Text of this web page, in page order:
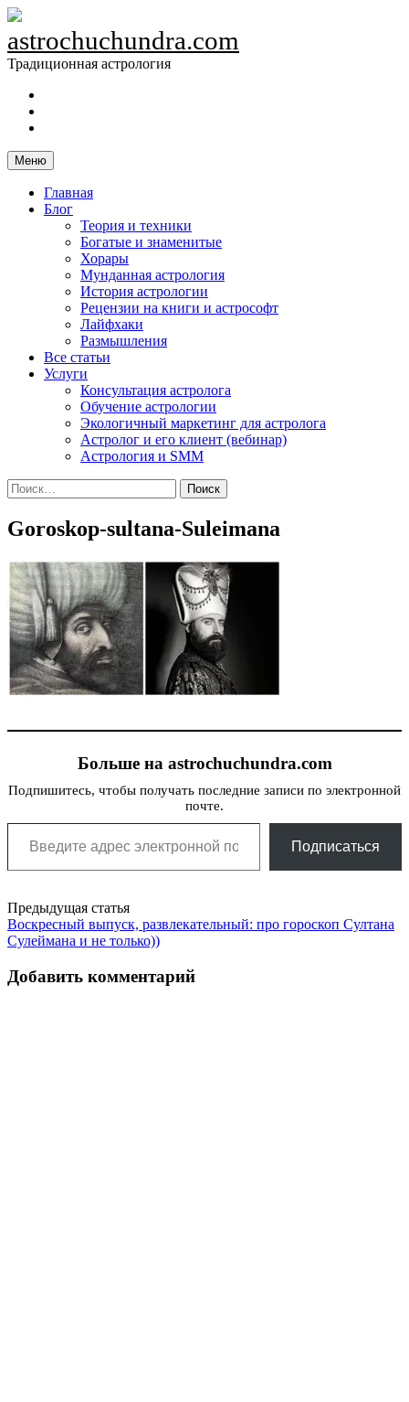
Skip
content
astrochuchundra.com
Традиционная астрология
Меню
Главная
Блог
Теория и техники
Богатые и знаменитые
Хорары
Мунданная астрология
История астрологии
Рецензии на книги и астрософт
Лайфхаки
Размышления
Все статьи
Услуги
Консультация астролога
Обучение астрологии
Экологичный маркетинг для астролога
Астролог и его клиент (вебинар)
Астрология и SMM
Найти:
Goroskop-sultana-Suleimana
Больше на astrochuchundra.com
Подпишитесь, чтобы получать последние записи по электронной
почте.
Введите адрес электронной почты…
Подписаться
Post
navigation
Предыдущая статья
Воскресный выпуск, развлекательный: про гороскоп Султана
Сулеймана и не только))
Добавить комментарий